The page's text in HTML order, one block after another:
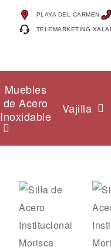
PLAYA DEL CARMEN
TELEMARKETING
Muebles
de Acero
Inoxidable
Vajilla